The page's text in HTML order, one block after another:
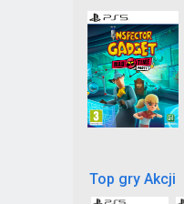
Top gry Akcji